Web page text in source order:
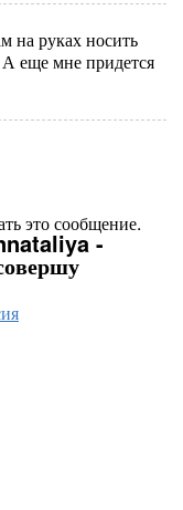
на руках носить
еще мне придется
это сообщение.
-